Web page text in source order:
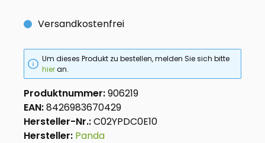
Versandkostenfrei
Um dieses Produkt zu bestellen, melden Sie sich bitte
hieran.
Produktnummer:906219
EAN:8426983670429
Hersteller-Nr.:C02YPDC0E10
Hersteller: Panda